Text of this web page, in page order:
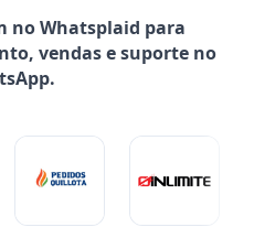
no Whatsplaid para
vendas e suporte no